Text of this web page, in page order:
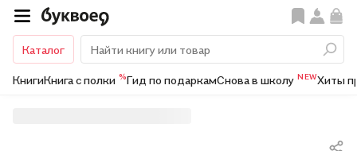
Каталог
КнигиКнига с полки %Гид по подаркамСнова в школу NEWХиты